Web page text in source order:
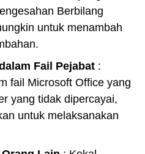
Berbilang
untuk menambah
Fail Pejabat :
fail Microsoft Office yang
yang tidak dipercayai,
untuk melaksanakan